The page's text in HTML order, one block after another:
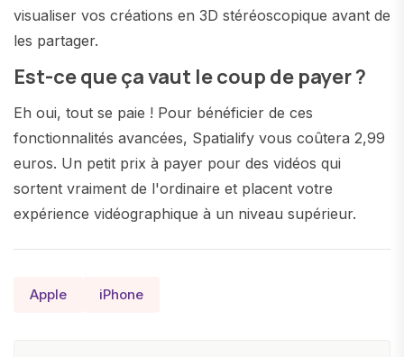
visualiser vos créations en 3D stéréoscopique avant de
les partager.
Est-ce que ça vaut le coup de payer ?
Eh oui, tout se paie ! Pour bénéficier de ces
fonctionnalités avancées, Spatialify vous coûtera 2,99
euros. Un petit prix à payer pour des vidéos qui
sortent vraiment de l'ordinaire et placent votre
expérience vidéographique à un niveau supérieur.
Apple iPhone